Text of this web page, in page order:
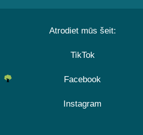
Atrodiet mūs šeit:
TikTok
Facebook
Instagram